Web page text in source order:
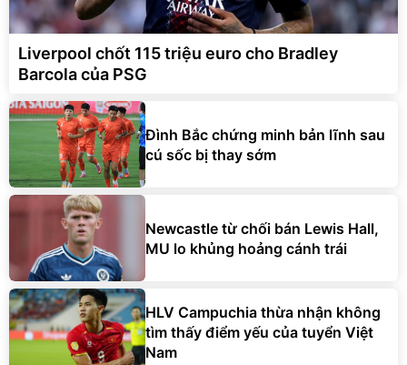
Liverpool chốt 115 triệu euro cho Bradley
Barcola của PSG
Đình Bắc chứng minh bản lĩnh sau
cú sốc bị thay sớm
Newcastle từ chối bán Lewis Hall,
MU lo khủng hoảng cánh trái
HLV Campuchia thừa nhận không
tìm thấy điểm yếu của tuyển Việt
Nam